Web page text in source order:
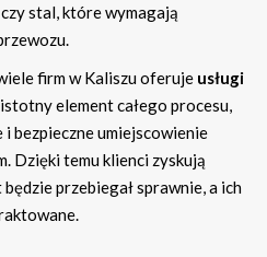
stal, które wymagają
firm w Kaliszu oferuje usługi
istotny element całego procesu,
bezpieczne umiejscowienie
Dzięki temu klienci zyskują
przebiegał sprawnie, a ich